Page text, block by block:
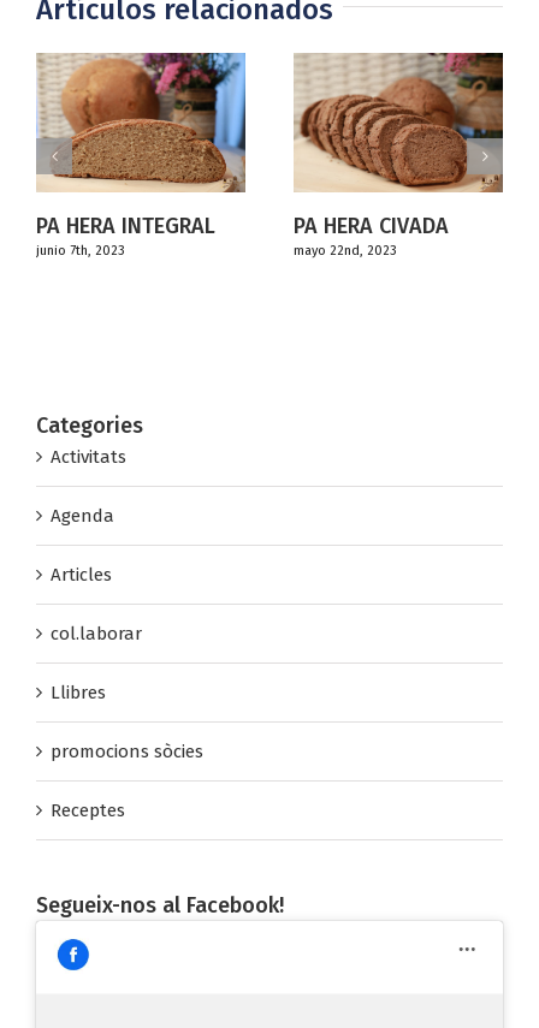
Artículos relacionados
INTEGRAL PA HERA CIVADA
mayo 22nd, 2023
Categories
Activitats
Agenda
Articles
col.laborar
Llibres
promocions sòcies
Receptes
Segueix-nos al Facebook!